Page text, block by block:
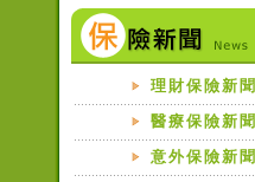
理財保險新聞
醫療保險新聞
意外保險新聞